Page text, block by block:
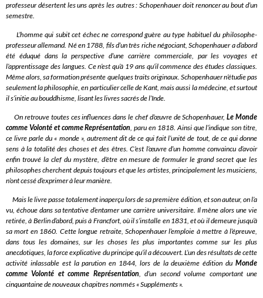
professeur désertent les uns après les autres : Schopenhauer doit renoncer au bout d’un
semestre.
L’homme qui subit cet échec ne correspond guère au type habituel du philosophe-
professeur allemand. Né en 1788, fils d’un très riche négociant, Schopenhauer a d’abord
été éduqué dans la perspective d’une carrière commerciale, par les voyages et
l’apprentissage des langues. Ce n’est qu’à 19 ans qu’il commence des études classiques.
Même alors, sa formation présente quelques traits originaux. Schopenhauer n’étudie pas
seulement la philosophie, en particulier celle de Kant, mais aussi la médecine, et surtout
il s’initie au bouddhisme, lisant les livres sacrés de l’Inde.
On retrouve toutes ces influences dans le chef d’œuvre de Schopenhauer,Le Monde
comme Volonté et comme Représentation, paru en 1818. Ainsi que l’indique son titre,
ce livre parle du « monde », autrement dit de ce qui fait l’unité de tout, de ce qui donne
sens à la totalité des choses et des êtres. C’est l’œuvre d’un homme convaincu d’avoir
enfin trouvé la clef du mystère, d’être en mesure de formuler le grand secret que les
philosophes cherchent depuis toujours et que les artistes, principalement les musiciens,
n’ont cessé d’exprimer à leur manière.
Mais le livre passe totalement inaperçu lors de sa première édition, et son auteur, on l’a
vu, échoue dans sa tentative d’entamer une carrière universitaire. Il mène alors une vie
retirée, à Berlin d’abord, puis à Francfort, où il s’installe en 1831, et où il demeure jusqu’à
sa mort en 1860. Cette longue retraite, Schopenhauer l’emploie à mettre à l’épreuve,
dans tous les domaines, sur les choses les plus importantes comme sur les plus
anecdotiques, la force explicative du principe qu’il a découvert. L’un des résultats de cette
activité inlassable est la parution en 1844, lors de la deuxième édition du Monde
comme Volonté et comme Représentation, d’un second volume comportant une
cinquantaine de nouveaux chapitres nommés « Suppléments ».